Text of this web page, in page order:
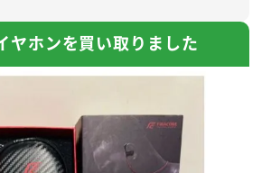
ヤホンを買い取りました